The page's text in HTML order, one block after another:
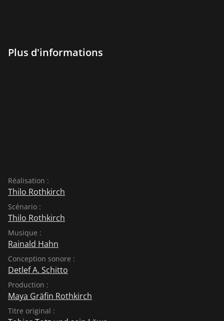
Plus d'informations
Réalisation :
Thilo Rothkirch
Scénario :
Thilo Rothkirch
Musique :
Rainald Hahn
Conception sonore :
Detlef A. Schitto
Production :
Maya Gräfin Rothkirch
Titre original :